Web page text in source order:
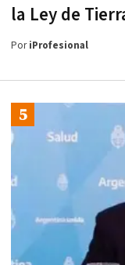
la Ley de
PoriProfesional